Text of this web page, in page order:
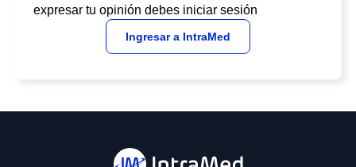
expresar tu opinión debes iniciar sesión
Ingresar a IntraMed